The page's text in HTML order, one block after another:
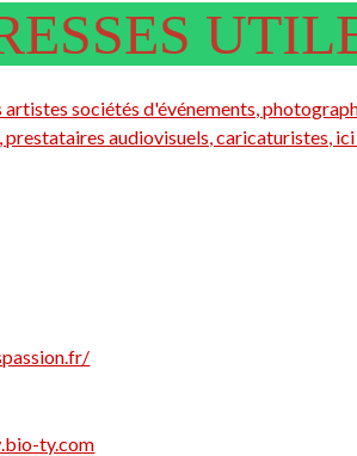
sociétés d'événements,
audiovisuels, caricaturistes,
ty.com